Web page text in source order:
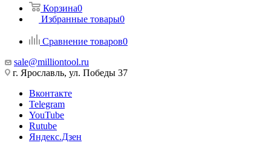
Корзина0
Избранные товары0
Сравнение товаров0
sale@milliontool.ru
г. Ярославль, ул. Победы 37
Вконтакте
Telegram
YouTube
Rutube
Яндекс.Дзен